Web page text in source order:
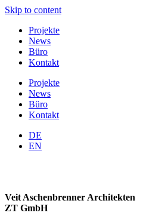
Skip to content
Projekte
News
Büro
Kontakt
Projekte
News
Büro
Kontakt
DE
EN
Veit Aschenbrenner Architekten
ZT GmbH